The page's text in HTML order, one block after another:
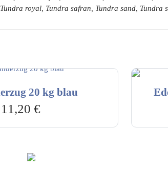
royal, Tundra safran, Tundra sand, Tundra
20 kg blau
11,20 €